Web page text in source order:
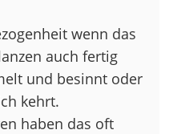
wenn das
auch fertig
und besinnt oder
kehrt.
haben das oft